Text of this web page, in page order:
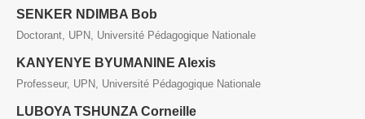
SENKER NDIMBA Bob
Doctorant, UPN, Université Pédagogique Nationale
KANYENYE BYUMANINE Alexis
Professeur, UPN, Université Pédagogique Nationale
LUBOYA TSHUNZA Corneille